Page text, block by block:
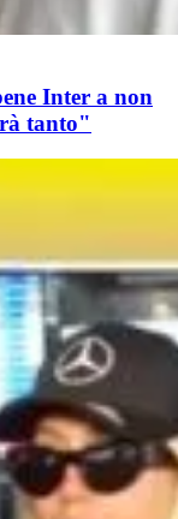
Inter a non
tanto"